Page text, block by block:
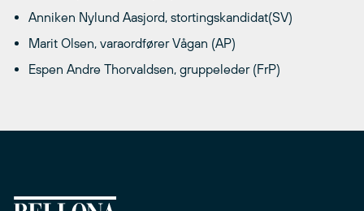
Anniken Nylund Aasjord, stortingskandidat(SV)
Marit Olsen, varaordfører Vågan (AP)
Espen Andre Thorvaldsen, gruppeleder (FrP)